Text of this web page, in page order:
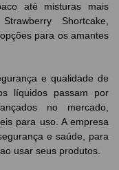
até misturas mais
Shortcake,
para os amantes
e qualidade de
líquidos passam por
no mercado,
para uso. A empresa
e saúde, para
usar seus produtos.